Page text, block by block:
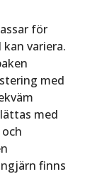
för
variera.
med
med
finns